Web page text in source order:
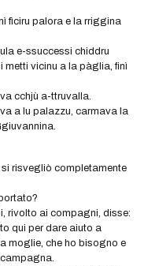
fìciru palora e la rriggina
e-ssuccessi chiddru
metti vicinu a la pàglia, finì
cchjù a-ttruvalla.
a lu palazzu, carmava la
risvegliò completamente
rivolto ai compagni, disse:
qui per dare aiuto a
moglie, che ho bisogno e